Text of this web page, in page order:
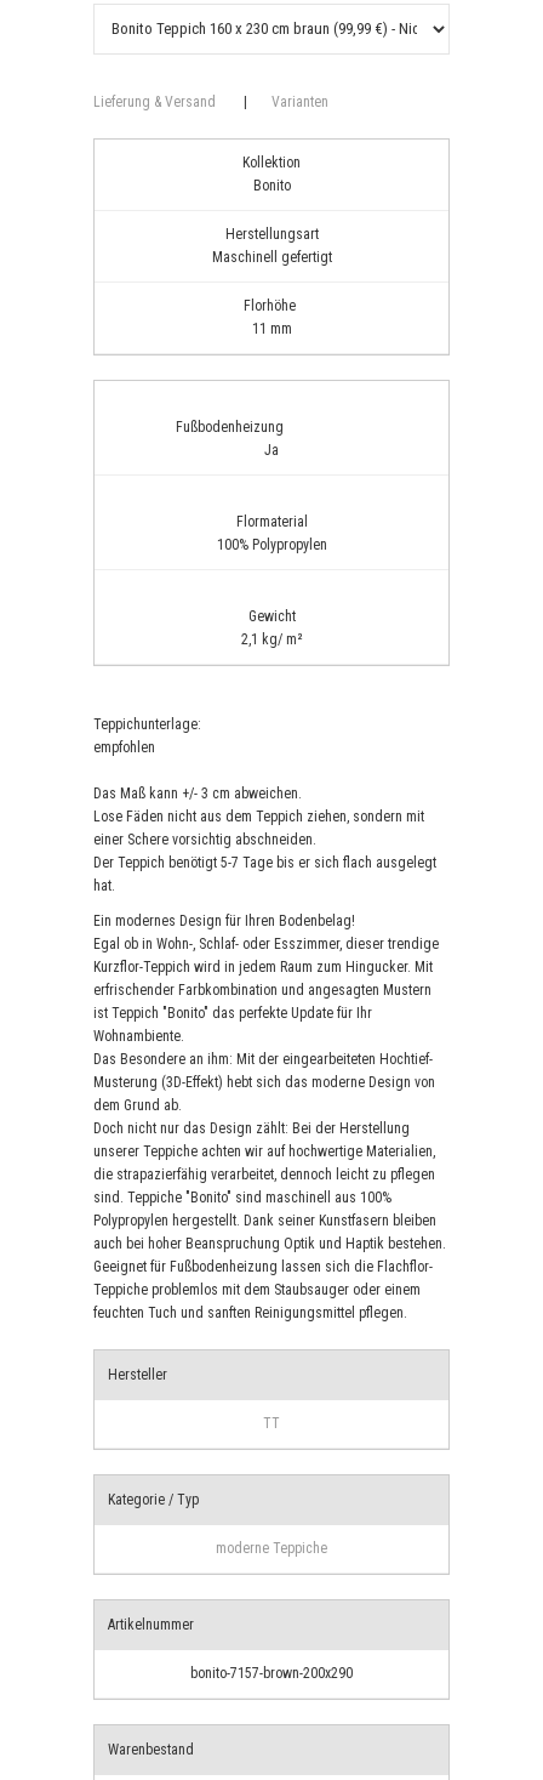
Lieferung & Versand Varianten
Kollektion
Bonito
Herstellungsart
Maschinell gefertigt
Florhöhe
11 mm
Fußbodenheizung
Ja
Flormaterial
100% Polypropylen
Gewicht
2,1 kg/ m²
Teppichunterlage:
empfohlen
Das Maß kann +/- 3 cm abweichen.
Lose Fäden nicht aus dem Teppich ziehen, sondern mit
einer Schere vorsichtig abschneiden.
Der Teppich benötigt 5-7 Tage bis er sich flach ausgelegt
hat.
Ein modernes Design für Ihren Bodenbelag!
Egal ob in Wohn-, Schlaf- oder Esszimmer, dieser trendige
Kurzflor-Teppich wird in jedem Raum zum Hingucker. Mit
erfrischender Farbkombination und angesagten Mustern
ist Teppich "Bonito" das perfekte Update für Ihr
Wohnambiente.
Das Besondere an ihm: Mit der eingearbeiteten Hochtief-
Musterung (3D-Effekt) hebt sich das moderne Design von
dem Grund ab.
Doch nicht nur das Design zählt: Bei der Herstellung
unserer Teppiche achten wir auf hochwertige Materialien,
die strapazierfähig verarbeitet, dennoch leicht zu pflegen
sind. Teppiche "Bonito" sind maschinell aus 100%
Polypropylen hergestellt. Dank seiner Kunstfasern bleiben
auch bei hoher Beanspruchung Optik und Haptik bestehen.
Geeignet für Fußbodenheizung lassen sich die Flachflor-
Teppiche problemlos mit dem Staubsauger oder einem
feuchten Tuch und sanften Reinigungsmittel pflegen.
Hersteller
TT
Kategorie / Typ
moderne Teppiche
Artikelnummer
bonito-7157-brown-200x290
Warenbestand